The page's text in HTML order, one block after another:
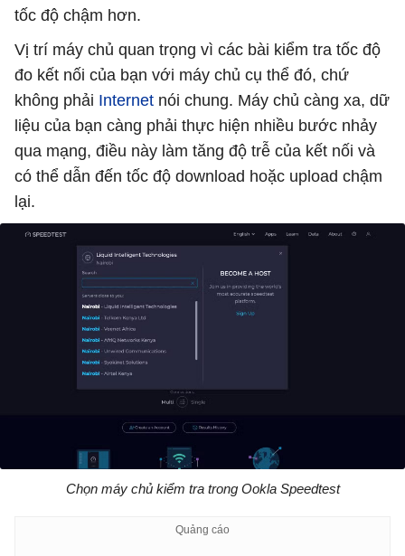
tốc độ chậm hơn.
Vị trí máy chủ quan trọng vì các bài kiểm tra tốc độ
đo kết nối của bạn với máy chủ cụ thể đó, chứ
không phải Internet nói chung. Máy chủ càng xa, dữ
liệu của bạn càng phải thực hiện nhiều bước nhảy
qua mạng, điều này làm tăng độ trễ của kết nối và
có thể dẫn đến tốc độ download hoặc upload chậm
lại.
Chọn máy chủ kiểm tra trong Ookla Speedtest